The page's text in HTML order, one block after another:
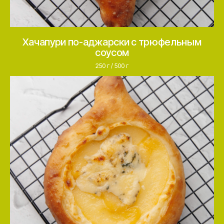
Хачапури по-аджарски с трюфельным
соусом
250 г / 500 г
Сотрудничаем с федеральными
сетями и производим
продукцию под их брендом
Собственные
Развиваем собственные бренды,
которые уже представлены
на рынке